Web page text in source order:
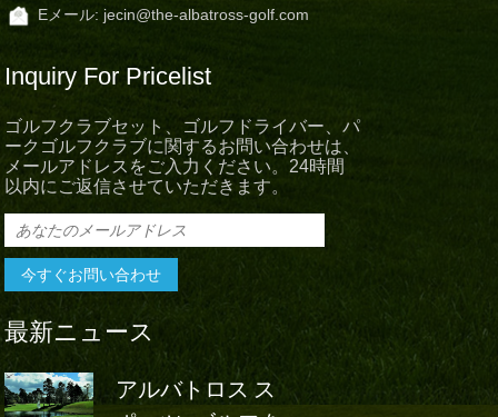
Eメール: jecin@the-albatross-golf.com
Inquiry For Pricelist
ゴルフクラブセット、ゴルフドライバー、パ
ークゴルフクラブに関するお問い合わせは、
メールアドレスをご入力ください。24時間
以内にご返信させていただきます。
最新ニュース
アルバトロス ス
アルバト